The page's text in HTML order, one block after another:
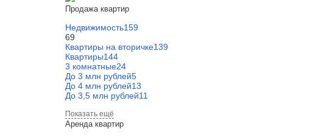
Продажа квартир
Недвижимость159
69
Квартиры на вторичке139
Квартиры144
3 комнатные24
До 3 млн рублей5
До 4 млн рублей13
До 3,5 млн рублей11
Показать ещё
Аренда квартир